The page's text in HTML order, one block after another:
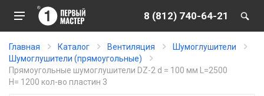
8 (812) 740-64-21
Главная Каталог Вентиляция
Шумоглушители
Шумоглушители (прямоугольные)
Прямоугольные шумоглушители DZ-2 d = 100 мм L=2500
H= 1200 кол-во пластин 3